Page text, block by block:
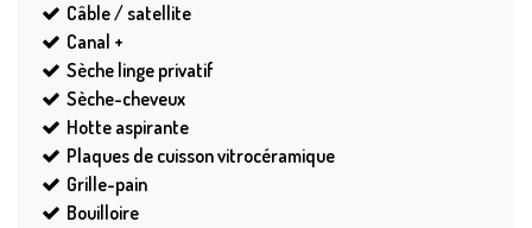
Câble / satellite
Canal +
Sèche linge privatif
Sèche-cheveux
Hotte aspirante
Plaques de cuisson vitrocéramique
Grille-pain
Bouilloire